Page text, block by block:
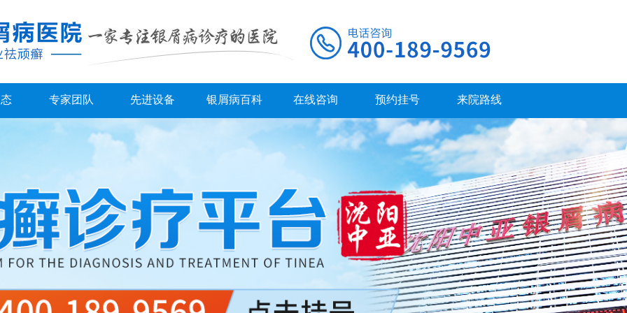
专家团队 先进设备 银屑病百科 在线咨询 预约挂号 来院路线